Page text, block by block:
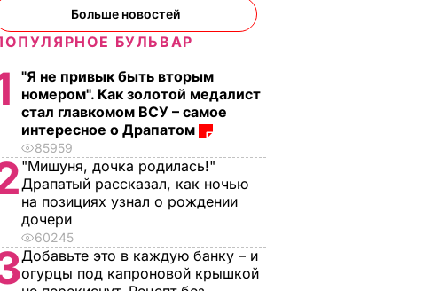
Счастье
Чернухино и
Троицкое доставили
Больше новостей
БУЛЬВАР
"Я не привык быть вторым
номером". Как золотой медалист
стал главкомом ВСУ – самое
интересное о Драпатом
85959
"Мишуня, дочка родилась!"
Драпатый рассказал, как ночью
на позициях узнал о рождении
дочери
60245
Добавьте это в каждую банку – и
огурцы под капроновой крышкой